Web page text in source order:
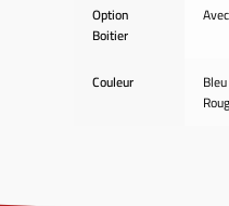
Option
Boitier
Couleur